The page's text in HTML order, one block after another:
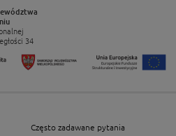
34
Często zadawane pytania